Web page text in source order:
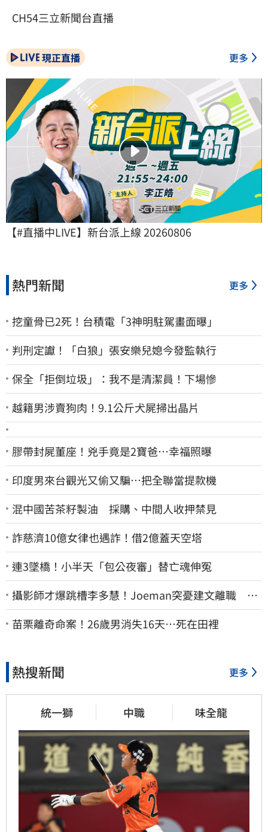
CH54三立新聞台直播
現正直播 更多
【#直播中LIVE】新台派上線 20260806
熱門新聞 更多
挖童骨已2死！台積電「3神明駐駕畫面曝」
判刑定讞！「白狼」張安樂兒媳今發監執行
保全「拒倒垃圾」：我不是清潔員！下場慘
越籍男涉賣狗肉！9.1公斤犬屍掃出晶片
膠帶封屍董座！兇手竟是2寶爸…幸福照曝
印度男來台觀光又偷又騙…把全聯當提款機
混中國苦茶籽製油 採購、中間人收押禁見
詐慈濟10億女律也遇詐！借2億蓋天空塔
連3墜橋！小半天「包公夜審」替亡魂伸冤
攝影師才爆跳槽李多慧！Joeman突憂建文離職 發
聲「其實我很清楚」
苗栗離奇命案！26歲男消失16天…死在田裡
熱搜新聞 更多
統一獅 中職 味全龍